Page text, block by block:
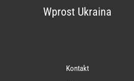
Wprost Ukraina
Kontakt